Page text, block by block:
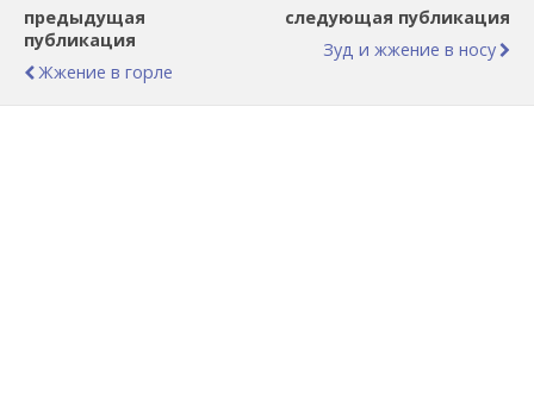
предыдущая
публикация
Жжение в горле
следующая публикация
Зуд и жжение в носу